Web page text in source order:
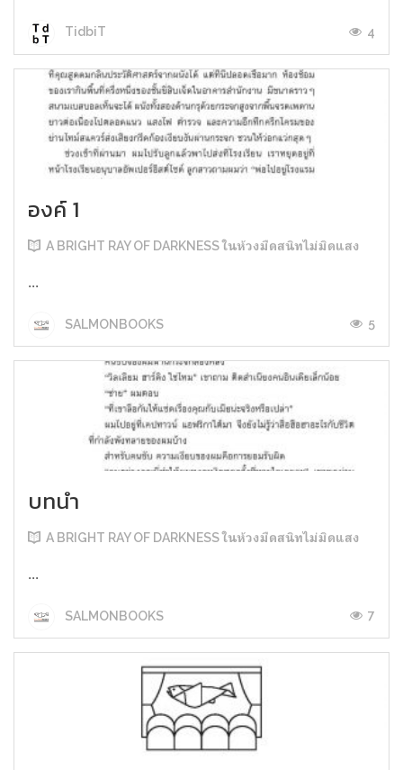
TidbiT 4
องค์ 1
A BRIGHT RAY OF DARKNESS ในห้วงมืดสนิทไม่มิดแสง
...
SALMONBOOKS 5
บทนำ
A BRIGHT RAY OF DARKNESS ในห้วงมืดสนิทไม่มิดแสง
...
SALMONBOOKS 7